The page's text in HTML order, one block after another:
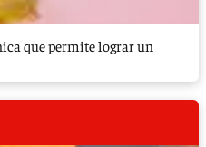
que permite lograr un